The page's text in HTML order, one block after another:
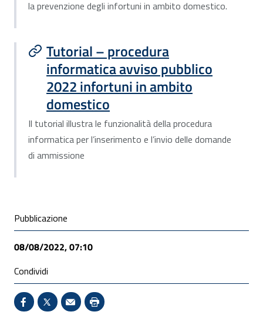
la prevenzione degli infortuni in ambito domestico.
Tutorial – procedura
informatica avviso pubblico
2022 infortuni in ambito
domestico
Il tutorial illustra le funzionalità della procedura
informatica per l’inserimento e l’invio delle domande
di ammissione
Condivisione social
Pubblicazione
08/08/2022, 07:10
Condividi
Condividi su Facebook - Sito esterno - Apertura in
X - Sito esterno - Apertura in nuova finestra
Invio Mail: apre il programma di posta
Stampa pagina: scelta meno